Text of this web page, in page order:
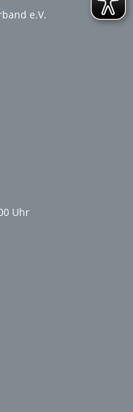
e.V.
Uhr